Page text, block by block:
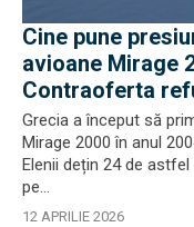
Cine pune
avioane Mirage
Contraoferta
Grecia a început să
Mirage 2000 în anul
Elenii dețin 24 de
pe...
12 APRILIE 2026